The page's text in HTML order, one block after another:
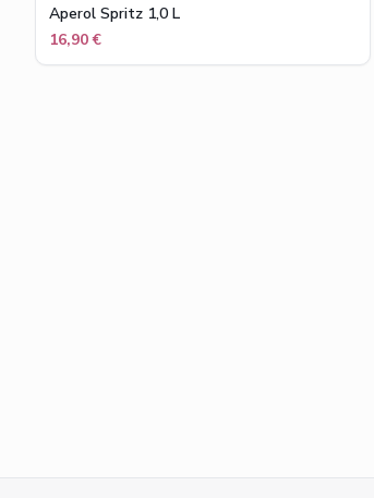
Aperol Spritz 1,0 L
16,90 €